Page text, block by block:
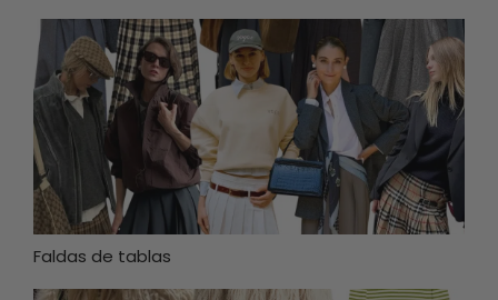
Faldas de tablas